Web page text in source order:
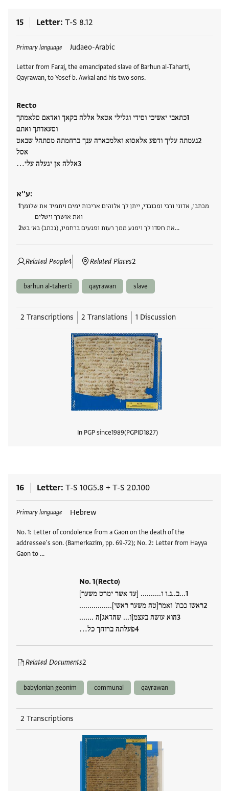
15 Letter T-S 8.12
Primary language Judaeo-Arabic
Letter from Faraj, the emancipated slave of Barhun al-Taharti,
Qayrawan, to Yosef b. Awkal and his two sons.
Recto
כתאבי יאשיכי וסידי וגלילי אטאל אללה בקאך ואדאם סלאמתך
וסעאדתך ואתם
נעמתה עליך ודפע אלאסוא ואלמכארה ענך ברחמתה מסתהל שבאט
אסל
אללה אן יגעלה עלי…
ע׳׳א:
מכתבי, אדוני ורבי ומכובדי, ייתן לך אלוהים אריכות ימים ויתמיד את שלומך
ואת אושרך וישלים
את חסדו לך וימנע ממך רעות ופגעים ברחמיו, (נכתב) בא׳ בש…
Related People4 Related Places2
Tags
barhun al-taherti qayrawan slave
2 Transcriptions 2 Translations 1 Discussion
In PGP since1989 PGPID1827
16 Letter T-S 10G5.8 + T-S 20.100
Primary language Hebrew
No. 1: Letter of condolence from a Gaon on the death of the
addressee's son. (Bamerkazim, pp. 69-72); No. 2: Letter from Hayya
Gaon to …
No. 1(Recto)
...ב..נ.ו ו.......... [עד אשר ימרט משער]
ראשו ככת' ואמר[טה משער ראשי]................
הוא עושה בעצמ[ו... שהדאג]ה .......
פעלתה ברוחך כל…
Related Documents2
Tags
babylonian geonim communal qayrawan
2 Transcriptions